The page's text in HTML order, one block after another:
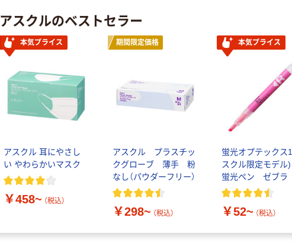
アスクルのベストセラー
本気プライス
アスクル 耳にやさし
い やわらかいマスク
￥458~ （税込）
期間限定価格
アスクル プラスチッ
クグローブ 薄手 粉
なし（パウダーフリー）
￥298~ （税込）
本気プライス
蛍光オプテックス
スクル限定モデ
蛍光ペン ゼブラ
￥52~ （税込）